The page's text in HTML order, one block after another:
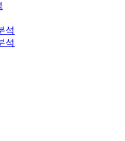
석
석